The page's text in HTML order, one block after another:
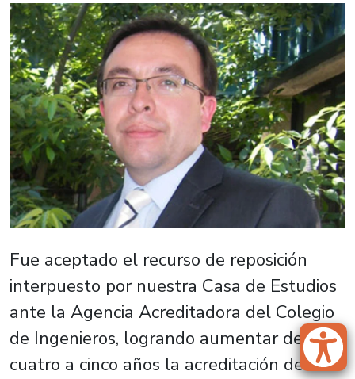
Fue aceptado el recurso de reposición
interpuesto por nuestra Casa de Estudios
ante la Agencia Acreditadora del Colegio
de Ingenieros, logrando aumentar de
cuatro a cinco años la acreditación del